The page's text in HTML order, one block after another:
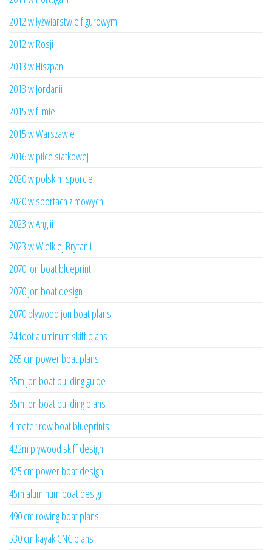
2012 w łyżwiarstwie figurowym
2012 w Rosji
2013 w Hiszpanii
2013 w Jordanii
2015 w filmie
2015 w Warszawie
2016 w piłce siatkowej
2020 w polskim sporcie
2020 w sportach zimowych
2023 w Anglii
2023 w Wielkiej Brytanii
2070 jon boat blueprint
2070 jon boat design
2070 plywood jon boat plans
24 foot aluminum skiff plans
265 cm power boat plans
35m jon boat building guide
35m jon boat building plans
4 meter row boat blueprints
422m plywood skiff design
425 cm power boat design
45m aluminum boat design
490 cm rowing boat plans
530 cm kayak CNC plans